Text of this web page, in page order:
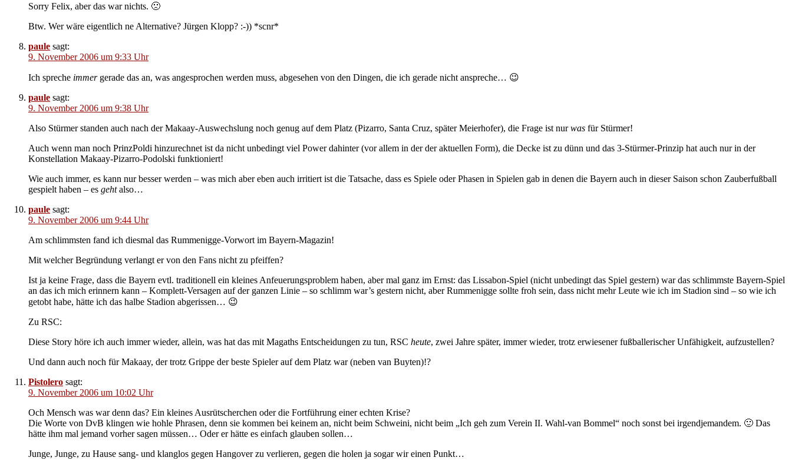
Sorry Felix, aber das war nichts. 🙁
Btw. Wer wäre eigentlich ne Alternative? Jürgen Klopp? :-)) *scnr*
paule sagt:
9. November 2006 um 9:33 Uhr
Ich spreche immergerade das an, was angesprochen werden muss, abgesehen von den Dingen, die ich gerade nicht anspreche… 😉
paule sagt:
9. November 2006 um 9:38 Uhr
Also Stürmer standen auch nach der Makaay-Auswechslung noch genug auf dem Platz (Pizarro, Santa Cruz, später Meierhofer), die Frage ist nurwas für Stürmer!
Auch wenn man noch PrinzPoldi hinzurechnet ist da nicht unbedingt viel Power dahinter (vor allem in der der aktuellen Form), die Decke ist zu dünn und das 3-Stürmer-Prinzip hat auch nur in der
Konstellation Makaay-Pizarro-Podolski funktioniert!
Wie auch immer, es kann nur besser werden – was mich aber eben auch irritiert ist die Tatsache, dass es Spiele oder Phasen in Spielen gab in denen die Bayern auch in dieser Saison schon Zauberfußball
gespielt haben – es gehtalso…
paule sagt:
9. November 2006 um 9:44 Uhr
Am schlimmsten fand ich diesmal das Rummenigge-Vorwort im Bayern-Magazin!
Mit welcher Begründung verlangt er von den Fans nicht zu pfeiffen?
Ist ja keine Frage, dass die Bayern evtl. traditionell ein kleines Anfeuerungsproblem haben, aber mal ganz im Ernst: das Lissabon-Spiel (nicht unbedingt das Spiel gestern) war das schlimmste Bayern-Spiel
an das ich mich erinnern kann – Komplett-Versagen auf der ganzen Linie – so schlimm war’s gestern nicht, aber Rummenigge sollte froh sein, dass nicht mehr Leute wie ich im Stadion sind – so wie ich
getobt habe, hätte ich das halbe Stadion abgerissen… 😉
Zu RSC:
Diese Story höre ich auch immer wieder, allein, was hat das mit Magaths Entscheidungen zu tun, RSC heute, zwei Jahre später, immer wieder, trotz erwiesener fußballerischer Unfähigkeit, aufzustellen?
Und dann auch noch für Makaay, der trotz Grippe der beste Spieler auf dem Platz war (neben van Buyten)!?
Pistolero sagt:
9. November 2006 um 10:02 Uhr
Och Mensch was war denn das? Ein kleines Ausrütscherchen oder die Fortführung einer echten Krise?
Die Worte von DvB klingen wie hohle Phrasen, denn sie kommen bei keinem an, nicht beim Schweini, nicht beim „Ich geh zum Verein II. Wahl-van Bommel“ noch sonst bei irgendjemandem. 🙂 Das
hätte ihm mal jemand vorher sagen müssen… Oder er hätte es einfach glauben sollen…
Junge, Junge, zu Hause sang- und klanglos gegen Hangover zu verlieren, gegen die holen ja sogar wir einen Punkt…